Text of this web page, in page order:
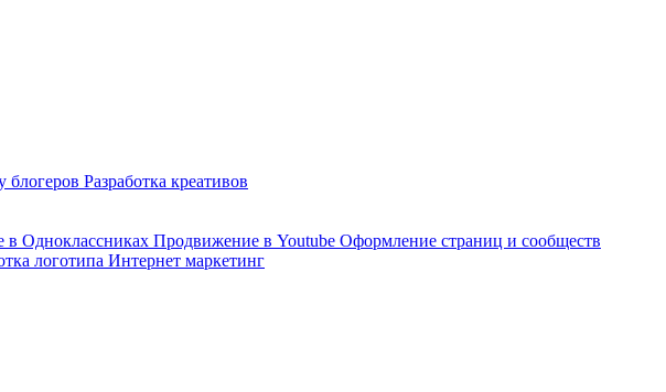
блогеров Разработка креативов
Одноклассниках Продвижение в Youtube Оформление страниц и сообществ
логотипа Интернет маркетинг